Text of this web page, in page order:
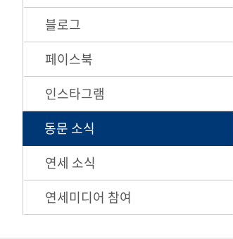
블로그
페이스북
인스타그램
동문 소식
연세 소식
연세미디어 참여